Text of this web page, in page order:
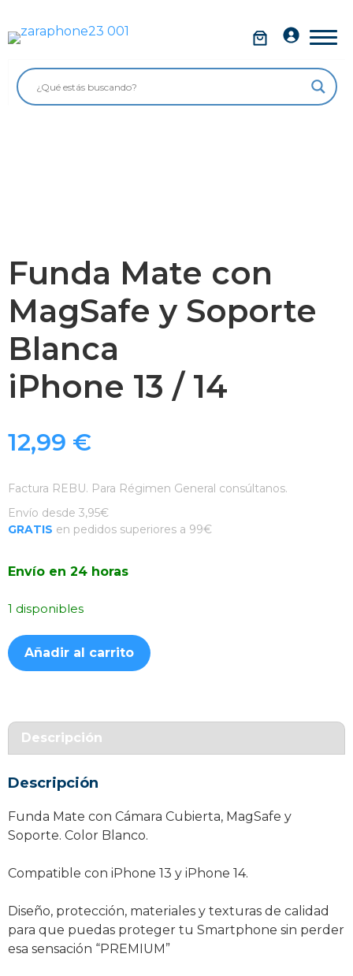
contenido
Funda Mate con
MagSafe y Soporte
Blanca
iPhone 13 / 14
12,99 €
Factura REBU. Para Régimen General consúltanos.
Envío desde 3,95€
GRATIS en pedidos superiores a 99€
Envío en 24 horas
1 disponibles
Funda
Mate
y
Soporte
Blanca
iPhone
/
14
Añadir al carrito
Descripción
Descripción
Funda Mate con Cámara Cubierta, MagSafe y
Soporte. Color Blanco.
Compatible con iPhone 13 y iPhone 14.
Diseño, protección, materiales y texturas de calidad
para que puedas proteger tu Smartphone sin perder
esa sensación “PREMIUM”
Móviles
Impolutos
Accesorios
Garantía Zaraphone